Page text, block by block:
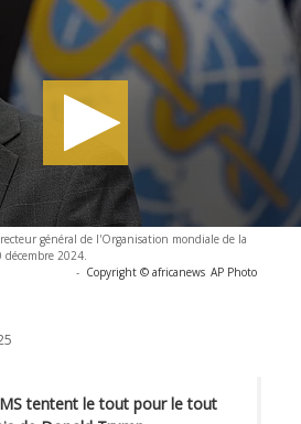
général de l'Organisation mondiale de la
décembre 2024.
- Copyright © africanews AP Photo
tentent le tout pour le tout